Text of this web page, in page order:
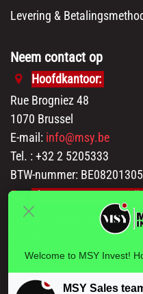
Levering &
Neem contact op
Hoofdkantoor:
Rue Brogniez 48
1070 Brussel
E-mail: info@msy.be
Tel. : +32 2 5205333
BTW-nummer:
Polder 3, 2840
Welcome to MSY Invest!
MSY Sales